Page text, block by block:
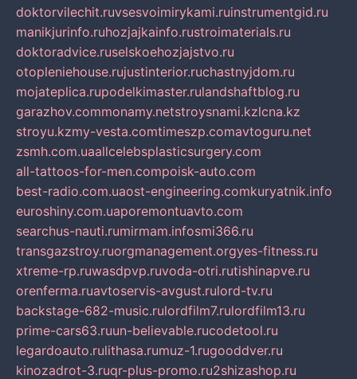
doktorvilechit.ruvsesvoimirykami.ruinstrumentgid.ru
manikjurinfo.ruhozjajkainfo.rustroimaterials.ru
doktoradvice.ruselskoehozjajstvo.ru
otopleniehouse.rujustinterior.ruchastnyjdom.ru
mojateplica.rupodelkimaster.rulandshaftblog.ru
garazhov.commonamy.netstroysnami.kzlcna.kz
stroyu.kzmy-vesta.comtimeszp.comavtoguru.net
zsmh.com.uaallcelebsplasticsurgery.com
all-tattoos-for-men.compoisk-auto.com
best-radio.com.uaost-engineering.comkuryatnik.info
euroshiny.com.uaporemontuavto.com
searchus-nauti.rumirmam.infosmi366.ru
transgazstroy.ruorgmanagement.orgyes-fitness.ru
xtreme-rp.ruwasdpvp.ruvoda-otri.rutishinapve.ru
orenferma.ruavtoservis-avgust.rulord-tv.ru
backstage-682-music.rulordfilm7.rulordfilm13.ru
prime-cars63.ruun-believable.rucodetool.ru
legardoauto.rulithasa.rumuz-1.rugooddver.ru
kinozadrot-3.ruqr-plus-promo.ru2shizashop.ru